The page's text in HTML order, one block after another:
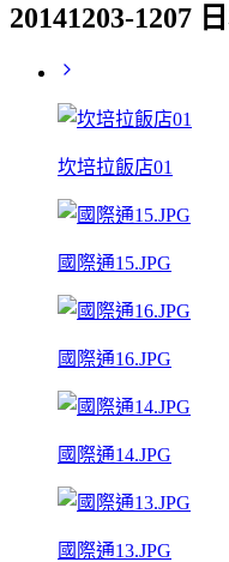
20141203-1207
坎培拉飯店01
國際通15.JPG
國際通16.JPG
國際通14.JPG
國際通13.JPG